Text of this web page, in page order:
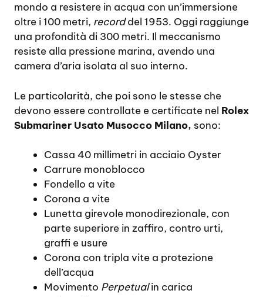
mondo a resistere in acqua con un’immersione
oltre i 100 metri, recorddel 1953. Oggi raggiunge
una profondità di 300 metri. Il meccanismo
resiste alla pressione marina, avendo una
camera d’aria isolata al suo interno.
Le particolarità, che poi sono le stesse che
devono essere controllate e certificate nel Rolex
Submariner Usato Musocco Milano, sono:
Cassa 40 millimetri in acciaio Oyster
Carrure monoblocco
Fondello a vite
Corona a vite
Lunetta girevole monodirezionale, con
parte superiore in zaffiro, contro urti,
graffi e usure
Corona con tripla vite a protezione
dell’acqua
Movimento Perpetualin carica